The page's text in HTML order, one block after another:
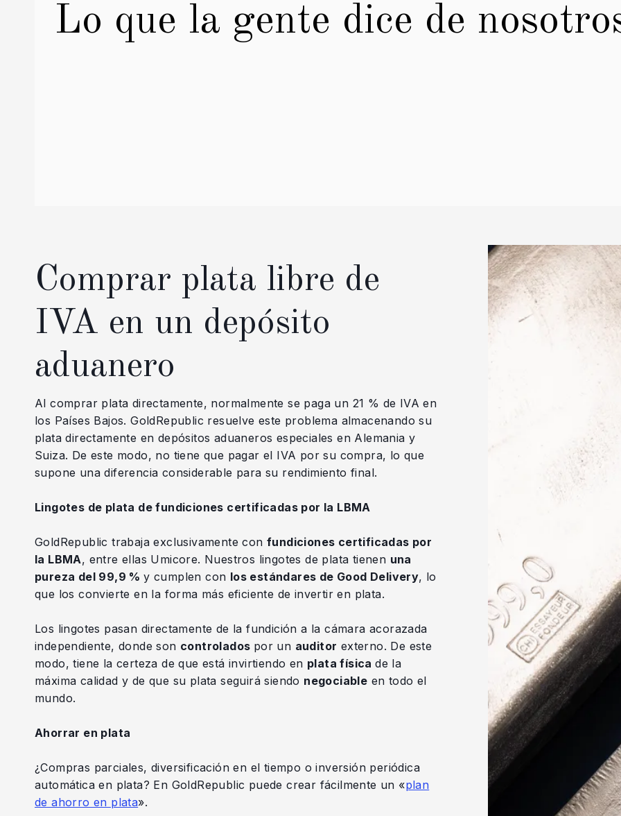
Lo que la gente dice de
Comprar plata libre de
IVA en un depósito
aduanero
Al comprar plata directamente, normalmente se paga un 21 % de IVA en
los Países Bajos. GoldRepublic resuelve este problema almacenando su
plata directamente en depósitos aduaneros especiales en Alemania y
Suiza. De este modo, no tiene que pagar el IVA por su compra, lo que
supone una diferencia considerable para su rendimiento final.
Lingotes de plata de fundiciones certificadas por la LBMA
GoldRepublic trabaja exclusivamente con fundiciones certificadas por
la LBMA, entre ellas Umicore. Nuestros lingotes de plata tienen una
pureza del 99,9 %y cumplen con los estándares de Good Delivery, lo
que los convierte en la forma más eficiente de invertir en plata.
Los lingotes pasan directamente de la fundición a la cámara acorazada
independiente, donde son controlados por un auditor externo. De este
modo, tiene la certeza de que está invirtiendo en plata físicade la
máxima calidad y de que su plata seguirá siendo negociable en todo el
mundo.
Ahorrar en plata
¿Compras parciales, diversificación en el tiempo o inversión periódica
automática en plata? En GoldRepublic puede crear fácilmente un «plan
de ahorro en plata».